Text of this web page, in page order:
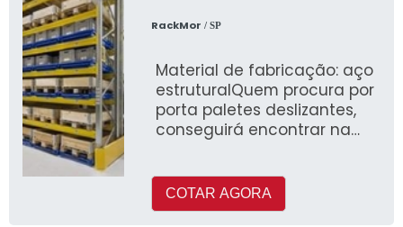
RackMor / SP
Material de fabricação: aço
estruturalQuem procura por
porta paletes deslizantes,
conseguirá encontrar na
COTAR AGORA